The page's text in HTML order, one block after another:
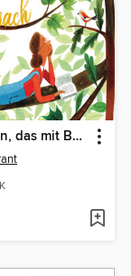
Das Mädchen, das mit Bäumen sprach